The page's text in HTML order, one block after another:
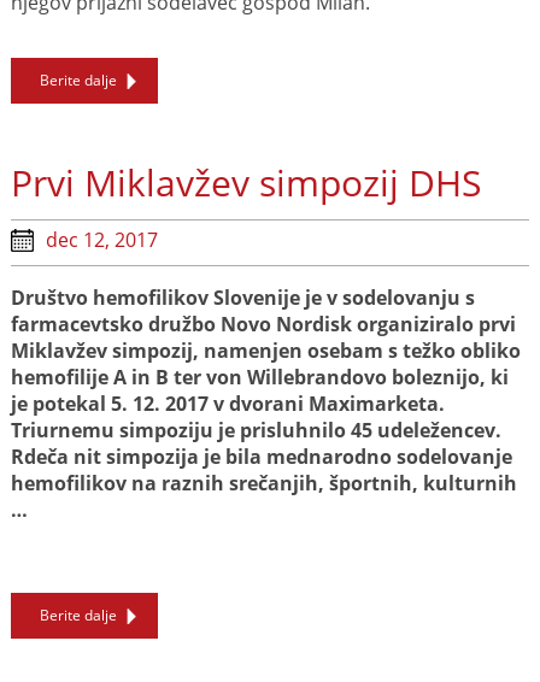
Berite dalje
Prvi Miklavžev simpozij DHS
dec 12, 2017
Društvo hemofilikov Slovenije je v sodelovanju s
farmacevtsko družbo Novo Nordisk organiziralo prvi
Miklavžev simpozij, namenjen osebam s težko obliko
hemofilije A in B ter von Willebrandovo boleznijo, ki
je potekal 5. 12. 2017 v dvorani Maximarketa.
Triurnemu simpoziju je prisluhnilo 45 udeležencev.
Rdeča nit simpozija je bila mednarodno sodelovanje
hemofilikov na raznih srečanjih, športnih, kulturnih
…
Berite dalje